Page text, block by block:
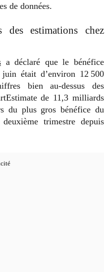
de données.
des estimations chez
a déclaré que le bénéfice
était d’environ 12 500
bien au-dessus des
de 11,3 milliards
du plus gros bénéfice du
trimestre depuis